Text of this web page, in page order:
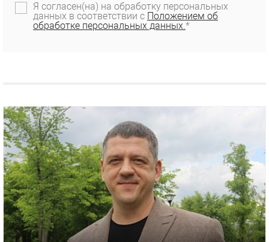
Я согласен(на) на обработку персональных
данных в соответствии с Положением об
обработке персональных данных.*